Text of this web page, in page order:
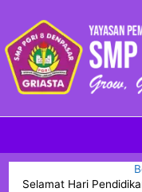
Selamat Hari